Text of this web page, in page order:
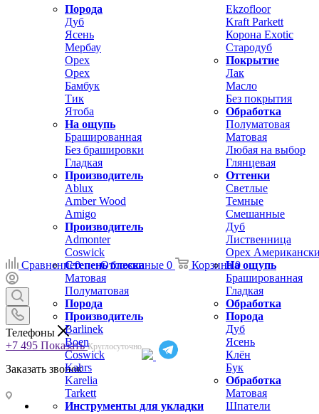
Порода
Дуб
Ясень
Мербау
Орех
Орех
Бамбук
Тик
Ятоба
На ощупь
Брашированная
Без брашировки
Гладкая
Производитель
Ablux
Amber Wood
Amigo
Ekzofloor
Kraft Parkett
Корона Exotic
Стародуб
Покрытие
Лак
Масло
Без покрытия
Обработка
Полуматовая
Матовая
Любая на выбор
Глянцевая
Оттенки
Светлые
Темные
Смешанные
Производитель
Admonter
Coswick
Степень блеска
Матовая
Полуматовая
Порода
Дуб
Лиственница
Орех
На ощупь
Брашированная
Гладкая
Обработка
Производитель
Barlinek
Boen
Coswick
Kahrs
Karelia
Tarkett
Порода
Дуб
Ясень
Клён
Бук
Обработка
Матовая
Инструменты для укладки
Шпатели
Сравнение0 Отложенные 0 Корзина 0
Телефоны
+7 495 Показать Круглосуточно
Заказать звонок